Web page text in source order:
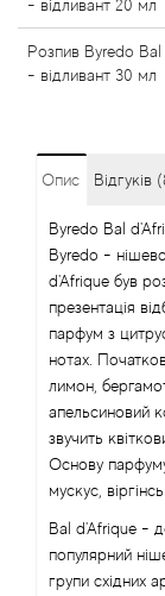
- відливант 20 мл
Розпив Byredo Bal
- відливант 30 мл
Опис Відгуків
Byredo Bal
Byredo -
d'Afrique був
презентація
парфум з
нотах.
лимон,
апельсиновий
звучить
Основу
мускус,
Bal d'Afrique -
популярний
групи східних